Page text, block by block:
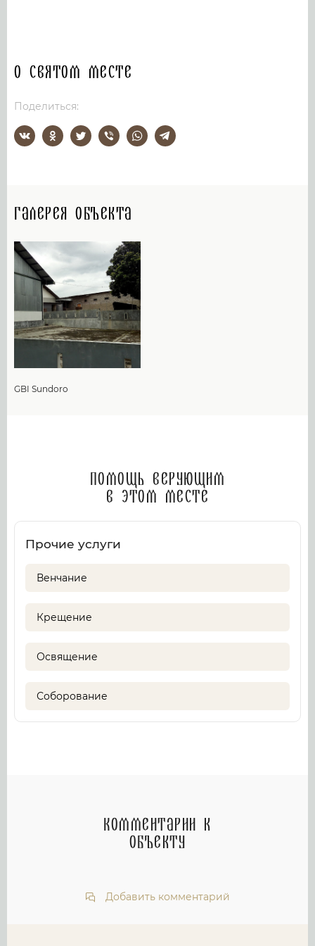
О святом месте
Поделиться:
Галерея объекта
GBI Sundoro
Помощь верующим
в этом месте
Прочие услуги
Венчание
Крещение
Освящение
Соборование
Комментарии к
объекту
Добавить комментарий